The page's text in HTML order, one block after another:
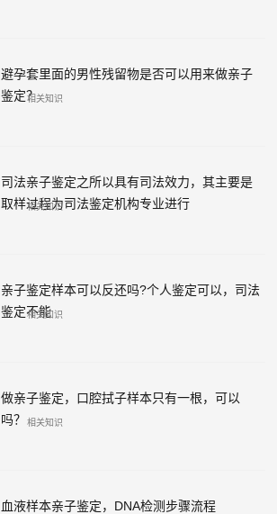
避孕套里面的男性残留物是否可以用来做亲子
鉴定？相关知识
司法亲子鉴定之所以具有司法效力，其主要是
取样过程为司法鉴定机构专业进行
相关知识
亲子鉴定样本可以反还吗?个人鉴定可以，司法
鉴定不能
相关知识
做亲子鉴定，口腔拭子样本只有一根，可以
吗？
相关知识
血液样本亲子鉴定，DNA检测步骤流程